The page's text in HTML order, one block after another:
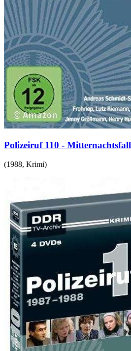
Polizeiruf 110 - Mitternachtsfall
(1988, Krimi)